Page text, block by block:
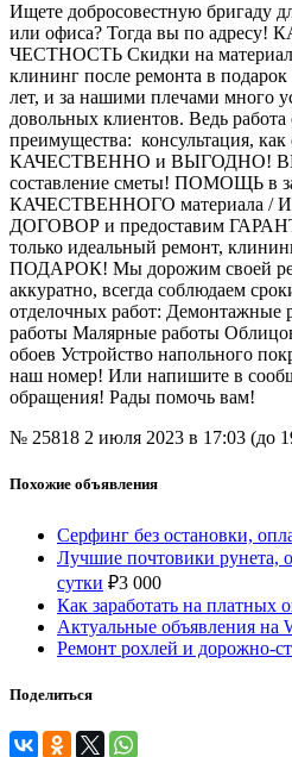
Ищете добросовестную бригаду
или офиса? Тогда вы по
ЧЕСТНОСТЬ Скидки на
клининг после ремонта в
лет, и за нашими плечами много
довольных клиентов. Ведь
преимущества: консультация, как
КАЧЕСТВЕННО и ВЫГОДНО!
составление сметы! ПОМОЩЬ в
КАЧЕСТВЕННОГО материала /
ДОГОВОР и предоставим
только идеальный ремонт,
ПОДАРОК! Мы дорожим своей
аккуратно, всегда соблюдаем
отделочных работ: Демонтажные
работы Малярные работы
обоев Устройство напольного
наш номер! Или напишите в
обращения! Рады помочь вам!
№ 25818 2 июля 2023 в 17:03 (до
Похожие объявления
Серфинг без остановки,
Лучшие почтовики рунета,
сутки ₽3 000
Как заработать на платных
Актуальные объявления на
Ремонт рохлей и дорожно-
Поделиться